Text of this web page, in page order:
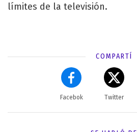
límites de la televisión.
COMPARTÍ
Facebok Twitter